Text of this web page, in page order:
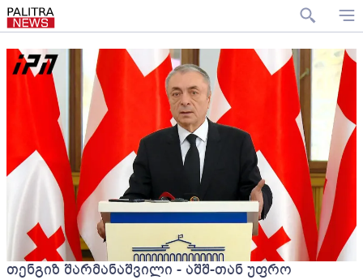
თენგიზ შარმანაშვილი - აშშ-თან უფრო